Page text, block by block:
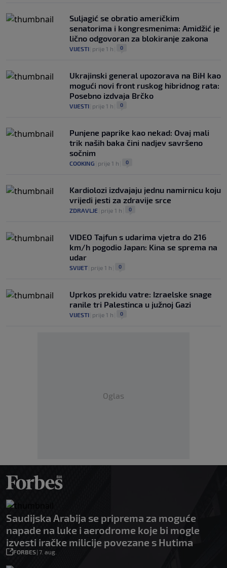
Suljagić se obratio američkim
senatorima i kongresmenima: Amidžić je
lično odgovoran za blokiranje zakona
VIJESTI prije 1 h 0
Ukrajinski general upozorava na BiH kao
mogući novi front ruskog hibridnog rata:
Posebno izdvaja Brčko
VIJESTI prije 1 h 0
Punjene paprike kao nekad: Ovaj mali
trik naših baka čini nadjev savršeno
sočnim
COOKING prije 1 h 0
Kardiolozi izdvajaju jednu namirnicu koju
vrijedi jesti za zdravije srce
ZDRAVLJE prije 1 h 0
VIDEO Tajfun s udarima vjetra do 216
km/h pogodio Japan: Kina se sprema na
udar
SVIJET prije 1 h 0
Uprkos prekidu vatre: Izraelske snage
ranile tri Palestinca u južnoj Gazi
VIJESTI prije 1 h 0
Oglas
Saudijska Arabija se priprema za moguće
napade na luke i aerodrome koje bi mogle
izvesti iračke milicije povezane s Hutima
FORBES| 7. aug.